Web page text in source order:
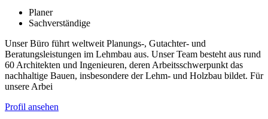
Planer
Sachverständige
Unser Büro führt weltweit Planungs-, Gutachter- und
Beratungsleistungen im Lehmbau aus. Unser Team besteht aus rund
60 Architekten und Ingenieuren, deren Arbeitsschwerpunkt das
nachhaltige Bauen, insbesondere der Lehm- und Holzbau bildet. Für
unsere Arbei
Profil ansehen